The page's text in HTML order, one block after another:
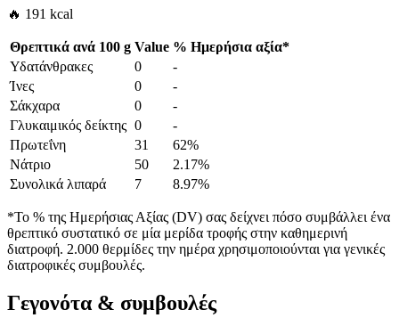
🔥 191 kcal
Θρεπτικά ανά 100 g Value % Ημερήσια αξία*
Υδατάνθρακες
0
-
Ίνες
0
-
Σάκχαρα
0
-
Γλυκαιμικός δείκτης 0
-
Πρωτεΐνη
31
62%
Νάτριο
50
2.17%
Συνολικά λιπαρά
7 8.97%
*Το % της Ημερήσιας Αξίας (DV) σας δείχνει πόσο συμβάλλει ένα
θρεπτικό συστατικό σε μία μερίδα τροφής στην καθημερινή
διατροφή. 2.000 θερμίδες την ημέρα χρησιμοποιούνται για γενικές
διατροφικές συμβουλές.
Γεγονότα & συμβουλές